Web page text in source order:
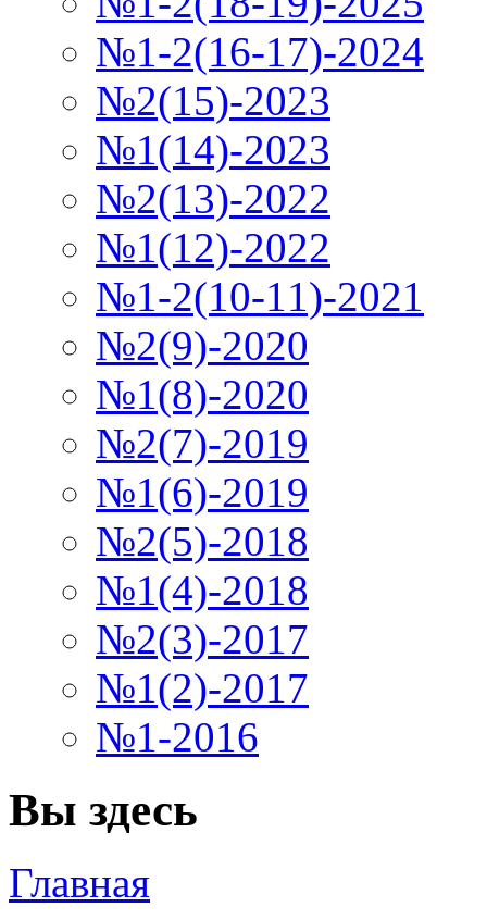
№1-2(16-17)-2024
№2(15)-2023
№1(14)-2023
№2(13)-2022
№1(12)-2022
№1-2(10-11)-2021
№2(9)-2020
№1(8)-2020
№2(7)-2019
№1(6)-2019
№2(5)-2018
№1(4)-2018
№2(3)-2017
№1(2)-2017
№1-2016
Вы здесь
Главная